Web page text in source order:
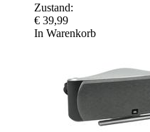
Zustand:
€ 39,99
In Warenkorb